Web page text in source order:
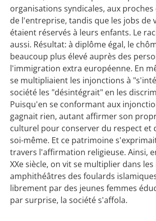
organisations syndicales, aux
de l'entreprise, tandis que les jobs de
étaient réservés à leurs enfants. Le
aussi. Résultat: à diplôme égal, le
beaucoup plus élevé auprès des
l'immigration extra européenne. En
se multipliaient les injonctions à
société les "désintégrait" en les
Puisqu'en se conformant aux
gagnait rien, autant affirmer son
culturel pour conserver du respect et
soi-même. Et ce patrimoine
travers l'affirmation religieuse. Ainsi,
XXe siècle, on vit se multiplier dans
amphithéâtres des foulards
librement par des jeunes femmes
par surprise, la société s'affola.